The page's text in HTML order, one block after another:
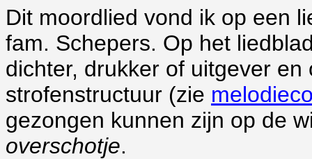
Dit moordlied vond ik op een
fam. Schepers. Op het
dichter, drukker of uitgever
strofenstructuur (zie
gezongen kunnen zijn op de
overschotje.